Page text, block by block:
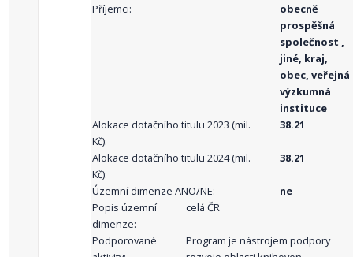
Příjemci:
obecně
prospěšná
společnost ,
jiné, kraj,
obec, veřejná
výzkumná
instituce
Alokace dotačního titulu 2023 (mil.
Kč):
38.21
Alokace dotačního titulu 2024 (mil.
Kč):
38.21
Územní dimenze ANO/NE:
ne
Popis územní
dimenze:
celá ČR
Podporované
Program je nástrojem podpory